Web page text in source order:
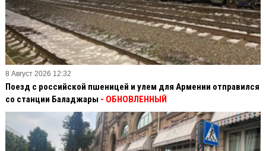
8 Август 2026 12:32
Поезд с российской пшеницей и улем для Армении отправился
со станции Баладжары - ОБНОВЛЕННЫЙ